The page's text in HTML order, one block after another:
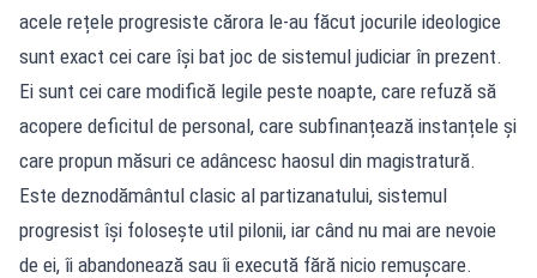
acele rețele progresiste cărora le-au făcut jocurile ideologice
sunt exact cei care își bat joc de sistemul judiciar în prezent.
Ei sunt cei care modifică legile peste noapte, care refuză să
acopere deficitul de personal, care subfinanțează instanțele și
care propun măsuri ce adâncesc haosul din magistratură.
Este deznodământul clasic al partizanatului, sistemul
progresist își folosește util pilonii, iar când nu mai are nevoie
de ei, îi abandonează sau îi execută fără nicio remușcare.